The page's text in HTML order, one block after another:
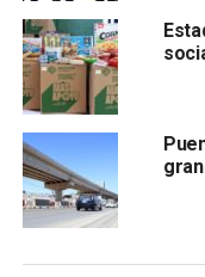
Existe una
vértigo que ha
promesas vacías:la